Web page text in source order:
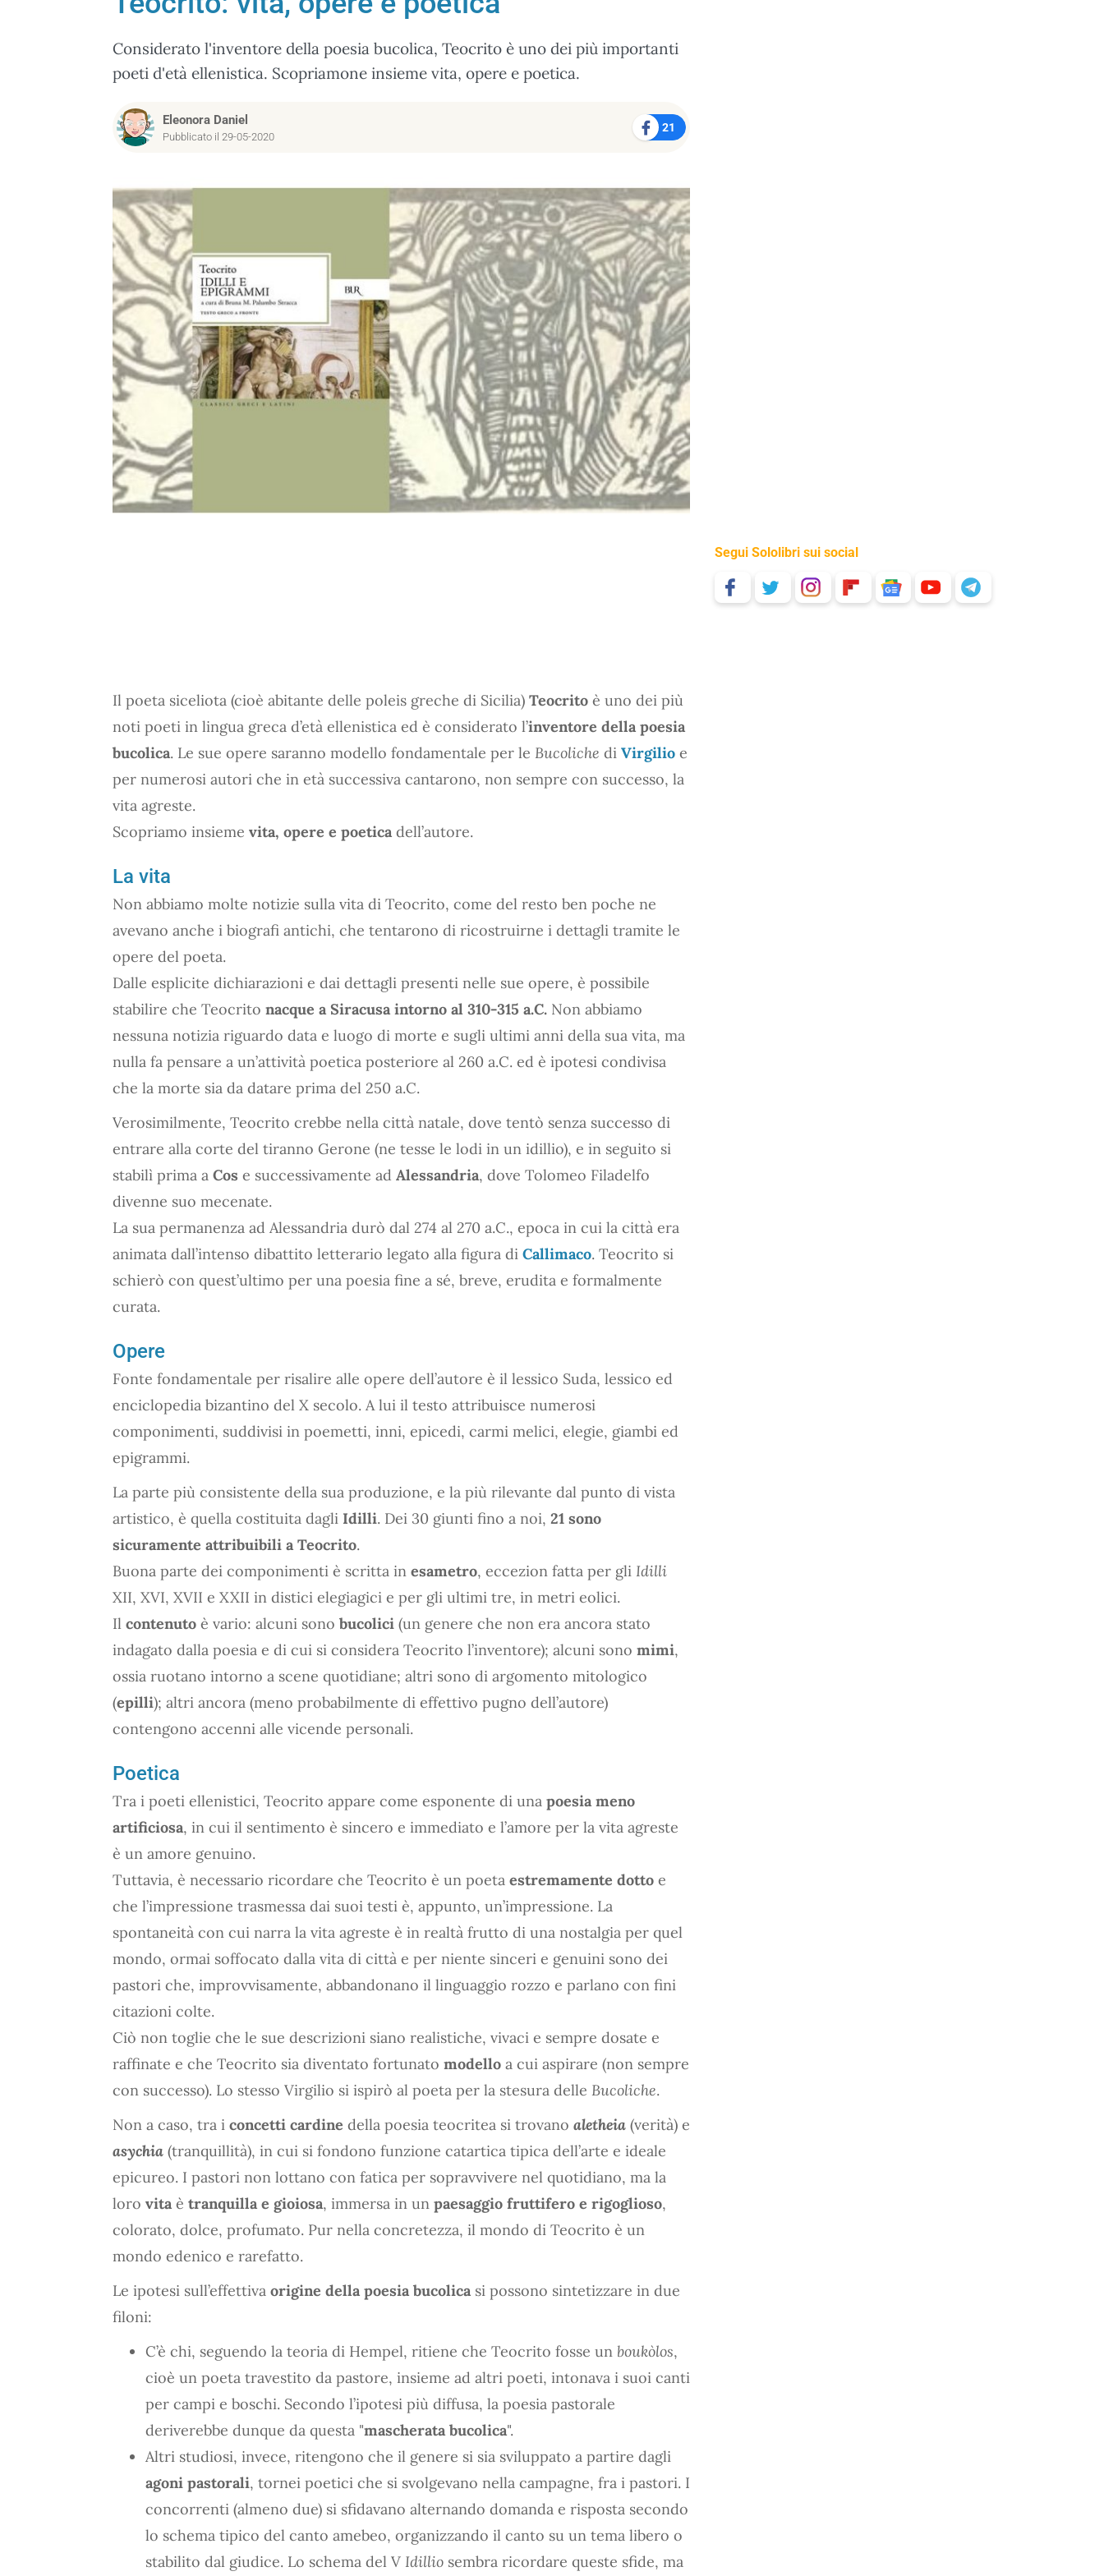
Considerato l'inventore della poesia bucolica, Teocrito è uno dei più importanti
poeti d'età ellenistica. Scopriamone insieme vita, opere e poetica.
Eleonora Daniel
Pubblicato il 29-05-2020
21
Il poeta siceliota (cioè abitante delle poleis greche di Sicilia) Teocrito è uno dei più
noti poeti in lingua greca d’età ellenistica ed è considerato l’inventore della poesia
bucolica. Le sue opere saranno modello fondamentale per le Bucoliche di Virgilio e
per numerosi autori che in età successiva cantarono, non sempre con successo, la
vita agreste.
Scopriamo insieme vita, opere e poetica dell’autore.
La vita
Non abbiamo molte notizie sulla vita di Teocrito, come del resto ben poche ne
avevano anche i biografi antichi, che tentarono di ricostruirne i dettagli tramite le
opere del poeta.
Dalle esplicite dichiarazioni e dai dettagli presenti nelle sue opere, è possibile
stabilire che Teocrito nacque a Siracusa intorno al 310-315 a.C. Non abbiamo
nessuna notizia riguardo data e luogo di morte e sugli ultimi anni della sua vita, ma
nulla fa pensare a un’attività poetica posteriore al 260 a.C. ed è ipotesi condivisa
che la morte sia da datare prima del 250 a.C.
Verosimilmente, Teocrito crebbe nella città natale, dove tentò senza successo di
entrare alla corte del tiranno Gerone (ne tesse le lodi in un idillio), e in seguito si
stabilì prima a Cos e successivamente ad Alessandria, dove Tolomeo Filadelfo
divenne suo mecenate.
La sua permanenza ad Alessandria durò dal 274 al 270 a.C., epoca in cui la città era
animata dall’intenso dibattito letterario legato alla figura di Callimaco. Teocrito si
schierò con quest’ultimo per una poesia fine a sé, breve, erudita e formalmente
curata.
Opere
Fonte fondamentale per risalire alle opere dell’autore è il lessico Suda, lessico ed
enciclopedia bizantino del X secolo. A lui il testo attribuisce numerosi
componimenti, suddivisi in poemetti, inni, epicedi, carmi melici, elegie, giambi ed
epigrammi.
La parte più consistente della sua produzione, e la più rilevante dal punto di vista
artistico, è quella costituita dagli Idilli. Dei 30 giunti fino a noi, 21 sono
sicuramente attribuibili a Teocrito.
Buona parte dei componimenti è scritta in esametro, eccezion fatta per gli Idilli
XII, XVI, XVII e XXII in distici elegiagici e per gli ultimi tre, in metri eolici.
Il contenuto è vario: alcuni sono bucolici (un genere che non era ancora stato
indagato dalla poesia e di cui si considera Teocrito l’inventore); alcuni sono mimi,
ossia ruotano intorno a scene quotidiane; altri sono di argomento mitologico
(epilli); altri ancora (meno probabilmente di effettivo pugno dell’autore)
contengono accenni alle vicende personali.
Poetica
Tra i poeti ellenistici, Teocrito appare come esponente di una poesia meno
artificiosa, in cui il sentimento è sincero e immediato e l’amore per la vita agreste
è un amore genuino.
Tuttavia, è necessario ricordare che Teocrito è un poeta estremamente dotto e
che l’impressione trasmessa dai suoi testi è, appunto, un’impressione. La
spontaneità con cui narra la vita agreste è in realtà frutto di una nostalgia per quel
mondo, ormai soffocato dalla vita di città e per niente sinceri e genuini sono dei
pastori che, improvvisamente, abbandonano il linguaggio rozzo e parlano con fini
citazioni colte.
Ciò non toglie che le sue descrizioni siano realistiche, vivaci e sempre dosate e
raffinate e che Teocrito sia diventato fortunato modello a cui aspirare (non sempre
con successo). Lo stesso Virgilio si ispirò al poeta per la stesura delle Bucoliche.
Non a caso, tra i concetti cardine della poesia teocritea si trovano aletheia (verità) e
asychia (tranquillità), in cui si fondono funzione catartica tipica dell’arte e ideale
epicureo. I pastori non lottano con fatica per sopravvivere nel quotidiano, ma la
loro vita è tranquilla e gioiosa, immersa in un paesaggio fruttifero e rigoglioso,
colorato, dolce, profumato. Pur nella concretezza, il mondo di Teocrito è un
mondo edenico e rarefatto.
Le ipotesi sull’effettiva origine della poesia bucolica si possono sintetizzare in due
filoni:
C’è chi, seguendo la teoria di Hempel, ritiene che Teocrito fosse un boukòlos,
cioè un poeta travestito da pastore, insieme ad altri poeti, intonava i suoi canti
per campi e boschi. Secondo l’ipotesi più diffusa, la poesia pastorale
deriverebbe dunque da questa "mascherata bucolica".
Altri studiosi, invece, ritengono che il genere si sia sviluppato a partire dagli
agoni pastorali, tornei poetici che si svolgevano nella campagne, fra i pastori. I
concorrenti (almeno due) si sfidavano alternando domanda e risposta secondo
lo schema tipico del canto amebeo, organizzando il canto su un tema libero o
stabilito dal giudice. Lo schema del V Idillio sembra ricordare queste sfide, ma
Segui Sololibri sui social